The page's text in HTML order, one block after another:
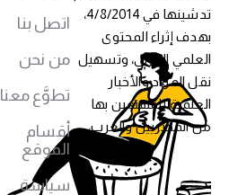
تدشينها في 4/8/2014،
بهدف إثراء المحتوى
العلمي العربي، وتسهيل
نقل المواد والأخبار
العلمية للمهتمين بها
من المصريين والعرب،
اتصل بنا
من نحن
تطوَّع معنا
أقسام
الموقع
سياسة